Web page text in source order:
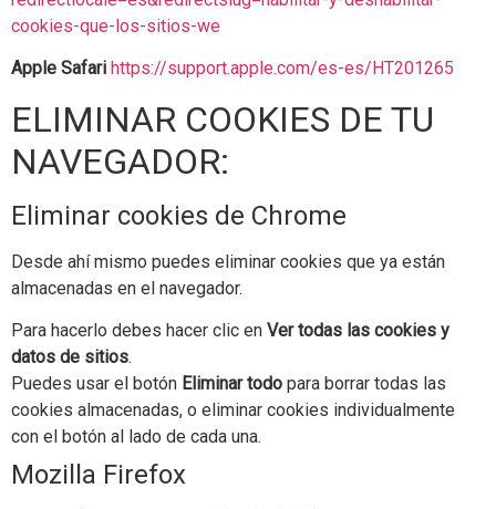
cookies-que-los-sitios-we
Apple Safari https://support.apple.com/es-es/HT201265
ELIMINAR COOKIES DE TU
NAVEGADOR:
Eliminar cookies de Chrome
Desde ahí mismo puedes eliminar cookies que ya están
almacenadas en el navegador.
Para hacerlo debes hacer clic en Ver todas las cookies y
datos de sitios.
Puedes usar el botón Eliminar todo para borrar todas las
cookies almacenadas, o eliminar cookies individualmente
con el botón al lado de cada una.
Mozilla Firefox